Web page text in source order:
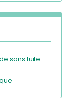
sans fuite